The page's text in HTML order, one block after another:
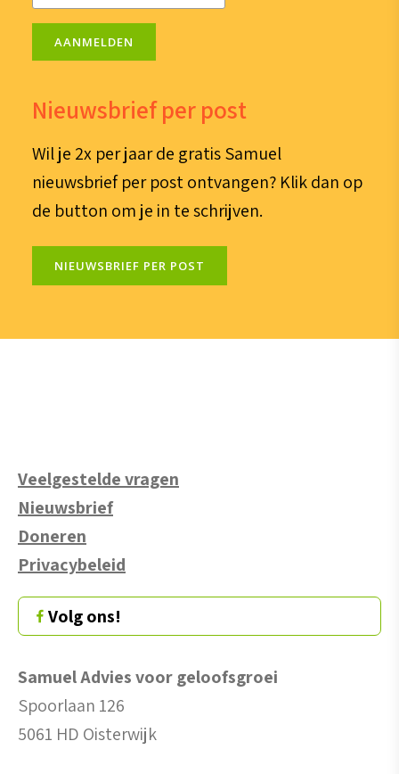
AANMELDEN
Nieuwsbrief per post
Wil je 2x per jaar de gratis Samuel
nieuwsbrief per post ontvangen? Klik dan op
de button om je in te schrijven.
NIEUWSBRIEF PER POST
Veelgestelde vragen
Nieuwsbrief
Doneren
Privacybeleid
Volg ons!
Samuel Advies voor geloofsgroei
Spoorlaan 126
5061 HD Oisterwijk